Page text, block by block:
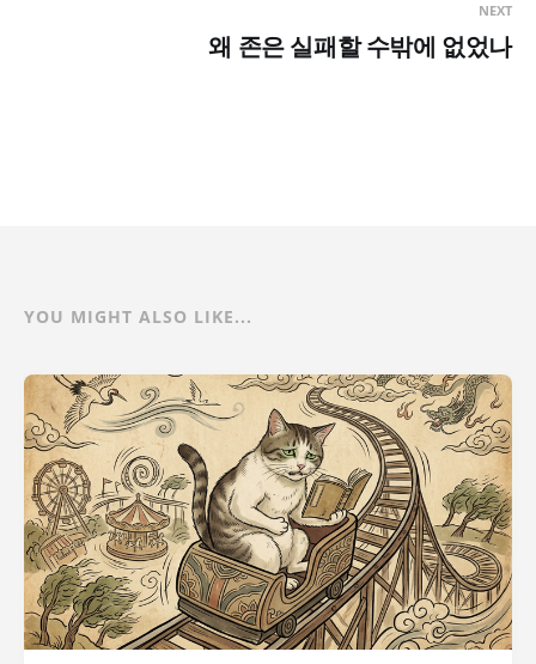
NEXT
왜 존은 실패할 수밖에 없었나
YOU MIGHT ALSO LIKE...